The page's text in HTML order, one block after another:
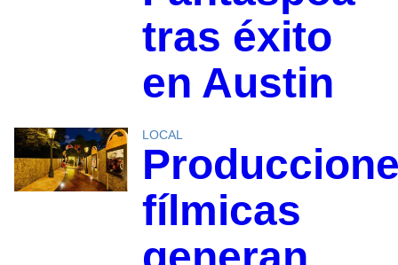
tras éxito
en Austin
LOCAL
fílmicas